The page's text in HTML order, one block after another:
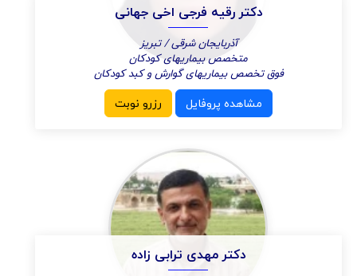
دکتر رقیه فرجی اخی جهانی
آذربایجان شرقی / تبریز
متخصص بیماریهای کودکان
فوق تخصص بیماریهای گوارش و کبد کودکان
مشاهده پروفایل رزرو نوبت
دکتر مهدی ترابی زاده